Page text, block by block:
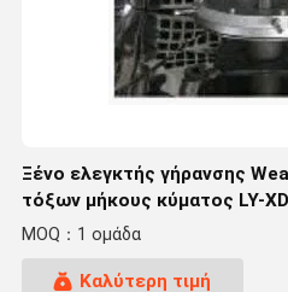
Ξένο ελεγκτής γήρανσης
τόξων μήκους κύματος LY-
MOQ：1 ομάδα
Καλύτερη τιμή